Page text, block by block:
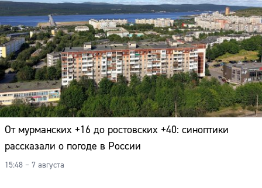
От мурманских +16 до ростовских +40: синоптики
рассказали о погоде в России
15:48 – 7 августа